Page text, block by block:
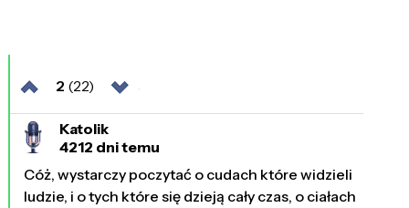
2 (22)
Katolik
4212 dni temu
Cóż, wystarczy poczytać o cudach które widzieli
ludzie, i o tych które się dzieją cały czas, o ciałach